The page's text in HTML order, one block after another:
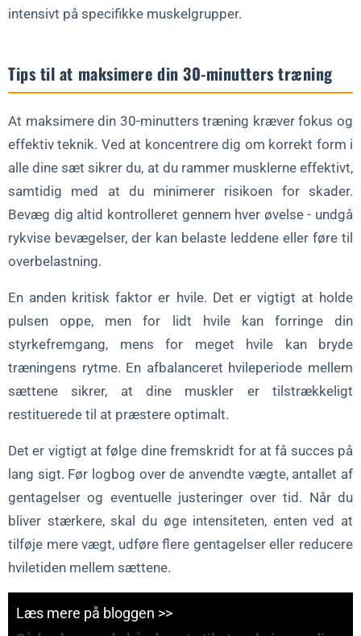
intensivt på specifikke muskelgrupper.
Tips til at maksimere din 30-minutters træning
At maksimere din 30-minutters træning kræver fokus og
effektiv teknik. Ved at koncentrere dig om korrekt form i
alle dine sæt sikrer du, at du rammer musklerne effektivt,
samtidig med at du minimerer risikoen for skader.
Bevæg dig altid kontrolleret gennem hver øvelse - undgå
rykvise bevægelser, der kan belaste leddene eller føre til
overbelastning.
En anden kritisk faktor er hvile. Det er vigtigt at holde
pulsen oppe, men for lidt hvile kan forringe din
styrkefremgang, mens for meget hvile kan bryde
træningens rytme. En afbalanceret hvileperiode mellem
sættene sikrer, at dine muskler er tilstrækkeligt
restituerede til at præstere optimalt.
Det er vigtigt at følge dine fremskridt for at få succes på
lang sigt. Før logbog over de anvendte vægte, antallet af
gentagelser og eventuelle justeringer over tid. Når du
bliver stærkere, skal du øge intensiteten, enten ved at
tilføje mere vægt, udføre flere gentagelser eller reducere
hviletiden mellem sættene.
Læs mere på bloggen >>